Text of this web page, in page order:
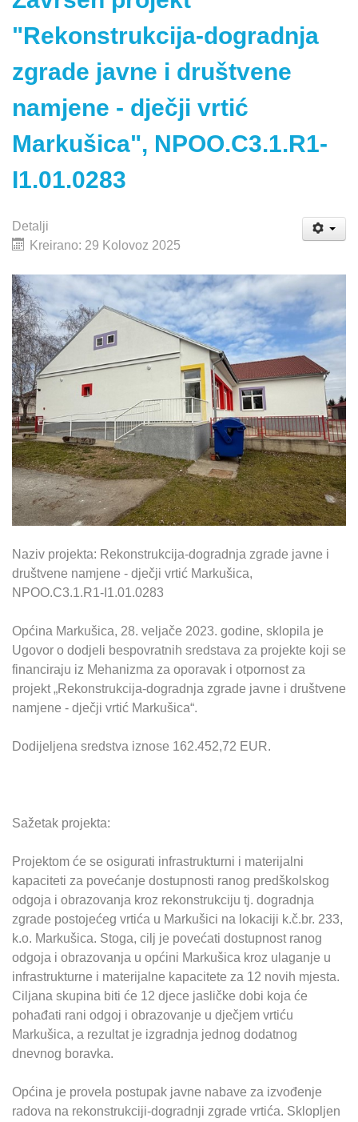
"Rekonstrukcija-dogradnja
zgrade javne i društvene
namjene - dječji vrtić
Markušica", NPOO.C3.1.R1-
I1.01.0283
Detalji
Kreirano: 29 Kolovoz 2025
Naziv projekta: Rekonstrukcija-dogradnja zgrade javne i
društvene namjene - dječji vrtić Markušica,
NPOO.C3.1.R1-I1.01.0283
Općina Markušica, 28. veljače 2023. godine, sklopila je
Ugovor o dodjeli bespovratnih sredstava za projekte koji se
financiraju iz Mehanizma za oporavak i otpornost za
projekt „Rekonstrukcija-dogradnja zgrade javne i društvene
namjene - dječji vrtić Markušica“.
Dodijeljena sredstva iznose 162.452,72 EUR.
Sažetak projekta:
Projektom će se osigurati infrastrukturni i materijalni
kapaciteti za povećanje dostupnosti ranog predškolskog
odgoja i obrazovanja kroz rekonstrukciju tj. dogradnja
zgrade postojećeg vrtića u Markušici na lokaciji k.č.br. 233,
k.o. Markušica. Stoga, cilj je povećati dostupnost ranog
odgoja i obrazovanja u općini Markušica kroz ulaganje u
infrastrukturne i materijalne kapacitete za 12 novih mjesta.
Ciljana skupina biti će 12 djece jasličke dobi koja će
pohađati rani odgoj i obrazovanje u dječjem vrtiću
Markušica, a rezultat je izgradnja jednog dodatnog
dnevnog boravka.
Općina je provela postupak javne nabave za izvođenje
radova na rekonstrukciji-dogradnji zgrade vrtića. Sklopljen